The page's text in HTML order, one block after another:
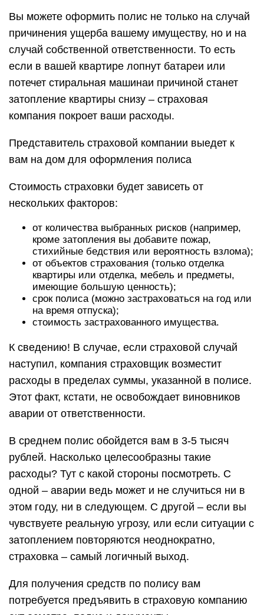
Вы можете оформить полис не только на случай
причинения ущерба вашему имуществу, но и на
случай собственной ответственности. То есть
если в вашей квартире лопнут батареи или
потечет стиральная машинаи причиной станет
затопление квартиры снизу – страховая
компания покроет ваши расходы.
Представитель страховой компании выедет к
вам на дом для оформления полиса
Стоимость страховки будет зависеть от
нескольких факторов:
от количества выбранных рисков (например,
кроме затопления вы добавите пожар,
стихийные бедствия или вероятность взлома);
от объектов страхования (только отделка
квартиры или отделка, мебель и предметы,
имеющие большую ценность);
срок полиса (можно застраховаться на год или
на время отпуска);
стоимость застрахованного имущества.
К сведению! В случае, если страховой случай
наступил, компания страховщик возместит
расходы в пределах суммы, указанной в полисе.
Этот факт, кстати, не освобождает виновников
аварии от ответственности.
В среднем полис обойдется вам в 3-5 тысяч
рублей. Насколько целесообразны такие
расходы? Тут с какой стороны посмотреть. С
одной – аварии ведь может и не случиться ни в
этом году, ни в следующем. С другой – если вы
чувствуете реальную угрозу, или если ситуации с
затоплением повторяются неоднократно,
страховка – самый логичный выход.
Для получения средств по полису вам
потребуется предъявить в страховую компанию